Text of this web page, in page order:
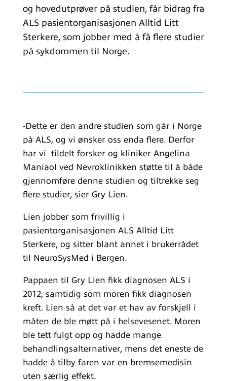
og hovedutprøver på studien, får bidrag fra
ALS pasientorganisasjonen Alltid Litt
Sterkere, som jobber med å få flere studier
på sykdommen til Norge.
-Dette er den andre studien som går i Norge
på ALS, og vi ønsker oss enda flere. Derfor
har vi tildelt forsker og kliniker Angelina
Maniaol ved Nevroklinikken støtte til å både
gjennomføre denne studien og tiltrekke seg
flere studier, sier Gry Lien.
Lien jobber som frivillig i
pasientorganisasjonen ALS Alltid Litt
Sterkere, og sitter blant annet i brukerrådet
til NeuroSysMed i Bergen.
Pappaen til Gry Lien fikk diagnosen ALS i
2012, samtidig som moren fikk diagnosen
kreft. Lien så at det var et hav av forskjell i
måten de ble møtt på i helsevesenet. Moren
ble tett fulgt opp og hadde mange
behandlingsalternativer, mens det eneste de
hadde å tilby faren var en bremsemedisin
uten særlig effekt.